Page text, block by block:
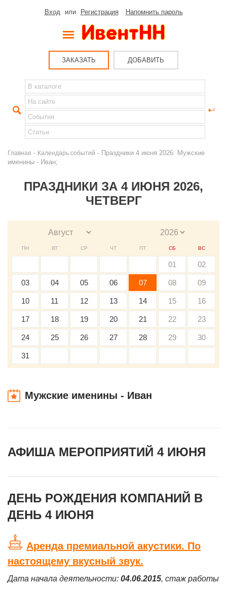
Вход или Регистрация Напомнить пароль
ЗАКАЗАТЬ ДОБАВИТЬ
Главная - Календарь событий - Праздники 4 июня 2026: Мужские
именины - Иван;
ПРАЗДНИКИ ЗА 4 ИЮНЯ 2026,
ЧЕТВЕРГ
ПН ВТ СР ЧТ ПТ СБ ВС
01 02
03 04 05 06 07 08 09
10 11 12 13 14 15 16
17 18 19 20 21 22 23
24 25 26 27 28 29 30
31
Мужские именины - Иван
АФИША МЕРОПРИЯТИЙ 4 ИЮНЯ
ДЕНЬ РОЖДЕНИЯ КОМПАНИЙ В
ДЕНЬ 4 ИЮНЯ
Аренда премиальной акустики. По
настоящему вкусный звук.
Дата начала деятельности: 04.06.2015, стаж работы